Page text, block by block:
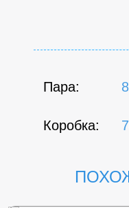
Пара:
Коробка: